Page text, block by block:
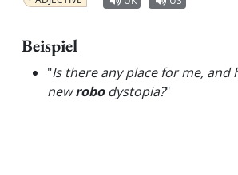
Beispiel
"Is there any place for me, and
newrobodystopia?"